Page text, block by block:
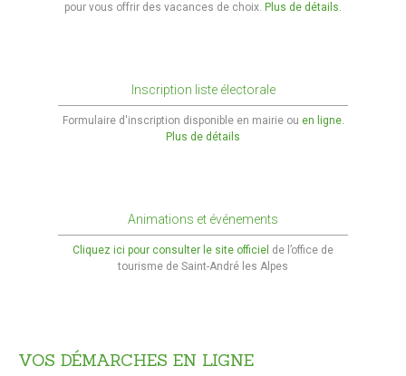
Reflets 2016
Venir à Saint André-les-Alpes
État civil
pour vous offrir des vacances de choix. Plus de détails.
Inscription liste électorale
Formulaire d'inscription disponible en mairie ou en ligne.
Plus de détails
Animations et événements
Cliquez ici pour consulter le site officiel de l’office de
tourisme de Saint-André les Alpes
VOS DÉMARCHES EN LIGNE